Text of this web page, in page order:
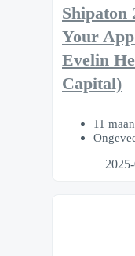
Shipaton
Your
Evelin
Capital)
11